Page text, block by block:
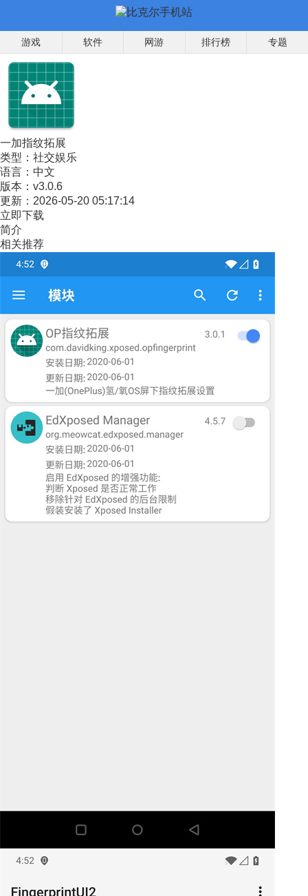
游戏 软件 网游 排行榜 专题
一加指纹拓展
类型： 社交娱乐
语言： 中文
版本： v3.0.6
更新： 2026-05-20 05:17:14
立即下载
简介
相关推荐